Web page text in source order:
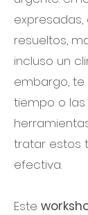
resueltos,
incluso un
embargo,
tiempo o las
tratar estos
efectiva.
Este